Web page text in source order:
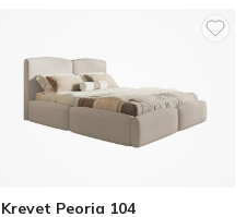
Krevet Peoria 104